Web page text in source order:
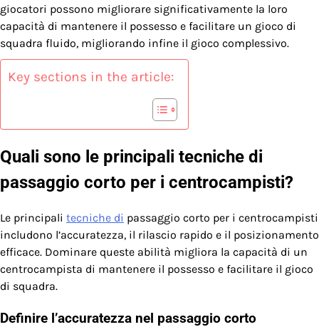
giocatori possono migliorare significativamente la loro
capacità di mantenere il possesso e facilitare un gioco di
squadra fluido, migliorando infine il gioco complessivo.
Key sections in the article:
Quali sono le principali tecniche di
passaggio corto per i centrocampisti?
Le principali tecniche di passaggio corto per i centrocampisti
includono l’accuratezza, il rilascio rapido e il posizionamento
efficace. Dominare queste abilità migliora la capacità di un
centrocampista di mantenere il possesso e facilitare il gioco
di squadra.
Definire l’accuratezza nel passaggio corto